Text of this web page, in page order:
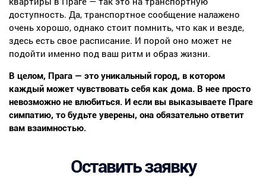
доступность. Да, транспортное сообщение налажено
очень хорошо, однако стоит помнить, что как и везде,
здесь есть свое расписание. И порой оно может не
подойти именно под ваш ритм и образ жизни.
В целом, Прага — это уникальный город, в котором
каждый может чувствовать себя как дома. В нее просто
невозможно не влюбиться. И если вы выказываете Праге
симпатию, то будьте уверены, она обязательно ответит
вам взаимностью.
Оставить заявку